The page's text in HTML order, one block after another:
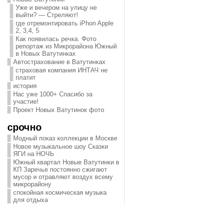
Уже и вечером на улицу не
выйти? — Стреляют!
где отремонтировать iPhon Apple
2, 3,4, 5
Как появилась речка. Фото
репортаж из Микрорайона Южный
в Новых Ватутинках
Автострахование в Ватутинках
страховая компания ИНТАЧ не
платит
история
Нас уже 1000+ Спасибо за
участие!
Проект Новых Ватутинок фото
срочно
Модный показ коллекции в Москве
Новое музыкальное шоу Сказки
ЯГИ на НОЧЬ
Южный квартал Новые Ватутинки в
КП Заречье постоянно сжигают
мусор и отравляют воздух всему
микрорайону
спокойная космическая музыка
для отдыха